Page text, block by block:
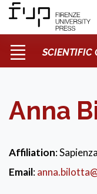
SCIENTIFIC
Anna
Affiliation:
Email: